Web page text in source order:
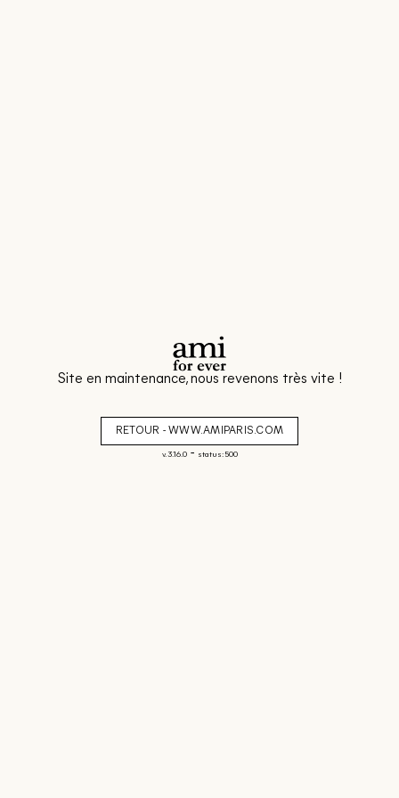
Site en maintenance, nous revenons très vite !
RETOUR - WWW.AMIPARIS.COM
v. 3.16.0- status: 500